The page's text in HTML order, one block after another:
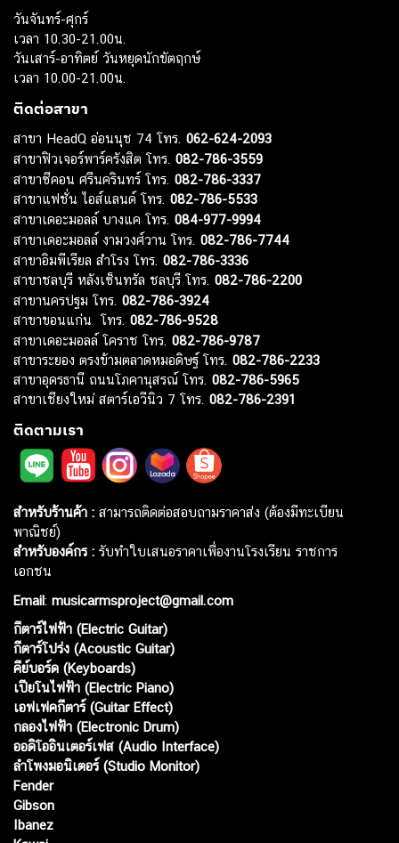
วันจันทร์-ศุกร์
เวลา 10.30-21.00น.
วันเสาร์-อาทิตย์ วันหยุดนักขัตฤกษ์
เวลา 10.00-21.00น.
ติดต่อสาขา
สาขา HeadQ อ่อนนุช 74 โทร. 062-624-2093
สาขาฟิวเจอร์พาร์ครังสิต โทร. 082-786-3559
สาขาซีคอน ศรีนครินทร์ โทร. 082-786-3337
สาขาแฟชั่น ไอส์แลนด์ โทร. 082-786-5533
สาขาเดอะมอลล์ บางแค โทร. 084-977-9994
สาขาเดอะมอลล์ งามวงศ์วาน โทร. 082-786-7744
สาขาอิมพีเรียล สำโรง โทร. 082-786-3336
สาขาชลบุรี หลังเซ็นทรัล ชลบุรี โทร. 082-786-2200
สาขานครปฐม โทร. 082-786-3924
สาขาขอนแก่น โทร. 082-786-9528
สาขาเดอะมอลล์ โคราช โทร. 082-786-9787
สาขาระยอง ตรงข้ามตลาดหมอดิษฐ์ โทร. 082-786-2233
สาขาอุดรธานี ถนนโภคานุสรณ์ โทร. 082-786-5965
สาขาเชียงใหม่ สตาร์เอวีนิว 7 โทร. 082-786-2391
ติดตามเรา
สำหรับร้านค้า : สามารถติดต่อสอบถามราคาส่ง (ต้องมีทะเบียน
พาณิชย์)
สำหรับองค์กร : รับทำใบเสนอราคาเพื่องานโรงเรียน ราชการ
เอกชน
Email: musicarmsproject@gmail.com
กีตาร์ไฟฟ้า (Electric Guitar)
กีตาร์โปร่ง (Acoustic Guitar)
คีย์บอร์ด (Keyboards)
เปียโนไฟฟ้า (Electric Piano)
เอฟเฟคกีตาร์ (Guitar Effect)
กลองไฟฟ้า (Electronic Drum)
ออดิโออินเตอร์เฟส (Audio Interface)
ลำโพงมอนิเตอร์ (Studio Monitor)
Fender
Gibson
Ibanez